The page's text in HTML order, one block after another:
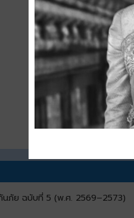
นภัย ฉบับที่ 5 (พ.ศ. 2569–2573)